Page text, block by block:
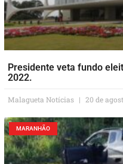
Presidente veta fundo
2022.
Malagueta Notícias 20 de
MARANHÃO